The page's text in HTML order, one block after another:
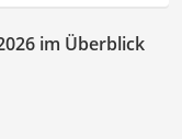
im Überblick